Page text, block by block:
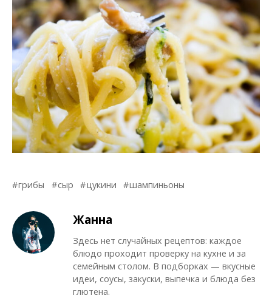
грибы сыр цукини шампиньоны
Жанна
Здесь нет случайных рецептов: каждое
блюдо проходит проверку на кухне и за
семейным столом. В подборках — вкусные
идеи, соусы, закуски, выпечка и блюда без
глютена.